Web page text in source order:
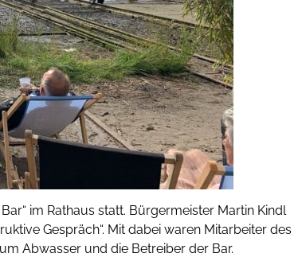
im Rathaus statt. Bürgermeister Martin Kindl
Gespräch“. Mit dabei waren Mitarbeiter des
Abwasser und die Betreiber der Bar.